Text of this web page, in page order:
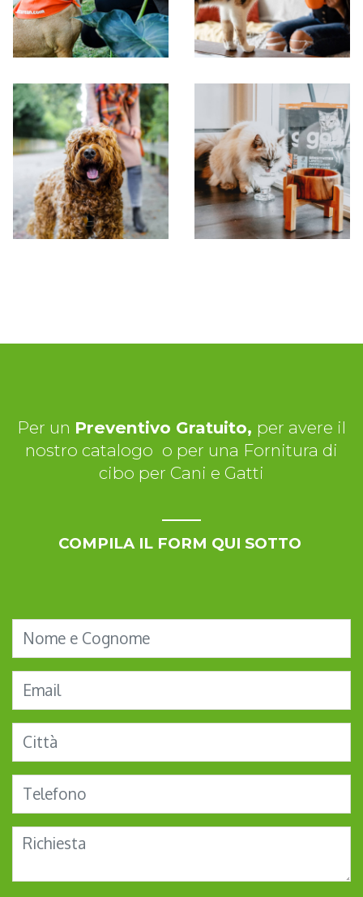
Per un Preventivo Gratuito, per avere il
nostro catalogo o per una Fornitura di
cibo per Cani e Gatti
COMPILA IL FORM QUI SOTTO